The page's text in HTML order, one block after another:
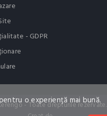
- GDPR
- Toate drepturile rezervate.
o experiență mai bună.